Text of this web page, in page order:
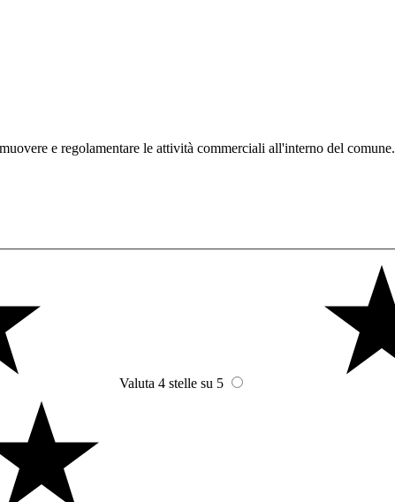
e regolamentare le attività commerciali all'interno del comune.
Valuta 4 stelle su 5